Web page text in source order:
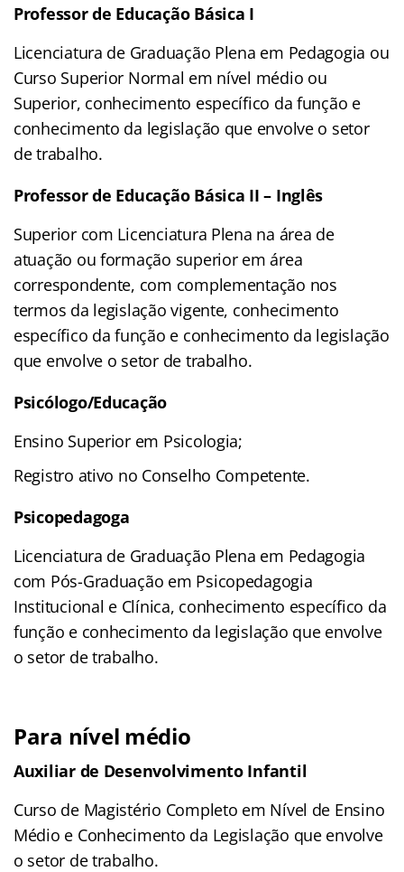
Professor de Educação Básica I
Licenciatura de Graduação Plena em Pedagogia ou
Curso Superior Normal em nível médio ou
Superior, conhecimento específico da função e
conhecimento da legislação que envolve o setor
de trabalho.
Professor de Educação Básica II – Inglês
Superior com Licenciatura Plena na área de
atuação ou formação superior em área
correspondente, com complementação nos
termos da legislação vigente, conhecimento
específico da função e conhecimento da legislação
que envolve o setor de trabalho.
Psicólogo/Educação
Ensino Superior em Psicologia;
Registro ativo no Conselho Competente.
Psicopedagoga
Licenciatura de Graduação Plena em Pedagogia
com Pós-Graduação em Psicopedagogia
Institucional e Clínica, conhecimento específico da
função e conhecimento da legislação que envolve
o setor de trabalho.
Para nível médio
Auxiliar de Desenvolvimento Infantil
Curso de Magistério Completo em Nível de Ensino
Médio e Conhecimento da Legislação que envolve
o setor de trabalho.